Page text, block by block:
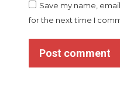
Save my name,
for the next time I
Post comment